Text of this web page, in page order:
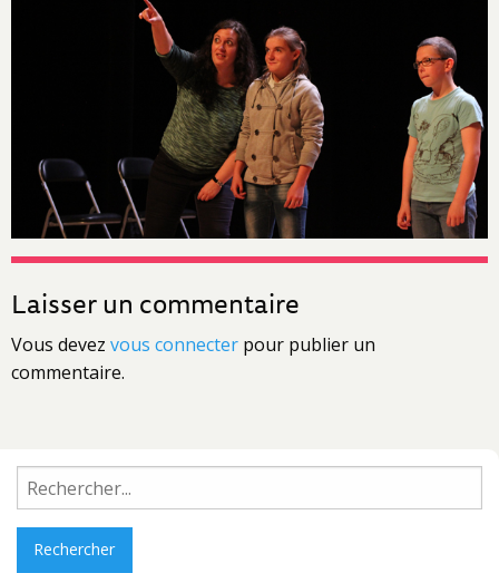
Laisser un commentaire
Vous devez vous connecter pour publier un
commentaire.
Rechercher :